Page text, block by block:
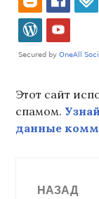
Этот сайт
спамом.
данные
НАЗАД